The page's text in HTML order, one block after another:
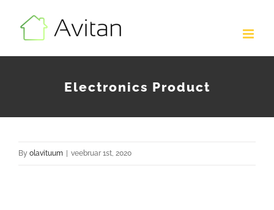
Electronics Product
By olavituum veebruar 1st, 2020